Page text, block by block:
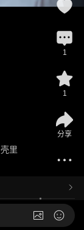
里
1
1
分享